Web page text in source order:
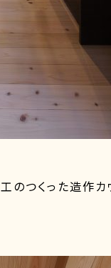
のつくった造作